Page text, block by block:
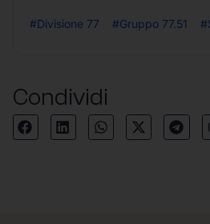
#Divisione 77 #Gruppo 77.51
Condividi